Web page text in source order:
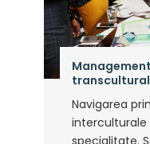
Navigarea